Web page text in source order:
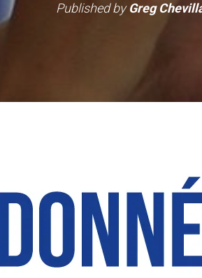
Published byGreg